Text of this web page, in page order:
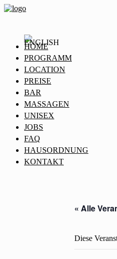
HOME
PROGRAMM
LOCATION
PREISE
BAR
MASSAGEN
UNISEX
JOBS
FAQ
HAUSORDNUNG
KONTAKT
« Alle
Diese